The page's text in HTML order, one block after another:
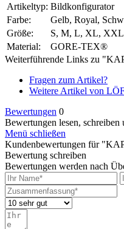
Artikeltyp: Bildkonfigurator
Farbe:
Gelb, Royal,
Größe:
S, M, L, XL, XXL
Material:
GORE-TEX®
Weiterführende Links zu
Fragen zum Artikel?
Weitere Artikel von
Bewertungen 0
Bewertungen lesen, schreiben
Menü schließen
Kundenbewertungen für
Bewertung schreiben
Bewertungen werden nach